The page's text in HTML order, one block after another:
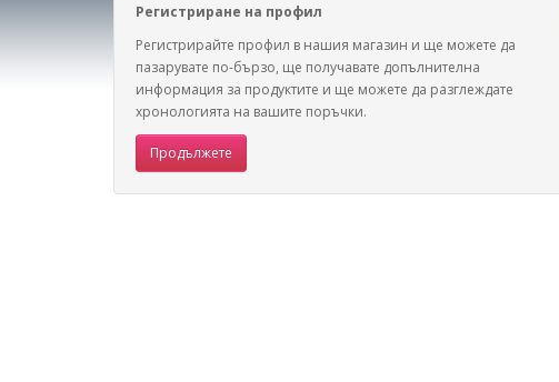
Регистриране на профил
Регистрирайте профил в нашия магазин и ще можете да
пазарувате по-бързо, ще получавате допълнителна
информация за продуктите и ще можете да разглеждате
хронологията на вашите поръчки.
Продължете